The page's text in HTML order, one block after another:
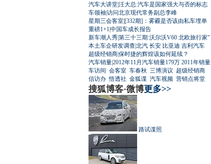
汽车大讲堂|汪大总:汽车是国家强大与否的标志
车领袖|访问北京现代常务副总李峰
星期三会客室|[332期]：雾霾是否该由私车埋单
重磅1+1 |中国车成长报告
新车潮人秀|第三十三期:沃尔沃V60 北欧旅行家"
本土车企研发调查|北汽 长安 比亚迪 吉利汽车
超级经销商|保时捷的辉煌该如何延续？
汽车销量|2012年11月汽车销量179万 2011年销量
车访间 会客室 车春秋 三博演议 超级经销商
信访办 悟透社 金狐谍 汽车视频 营销点将堂
搜狐博客·微博更多>>
路试谍照